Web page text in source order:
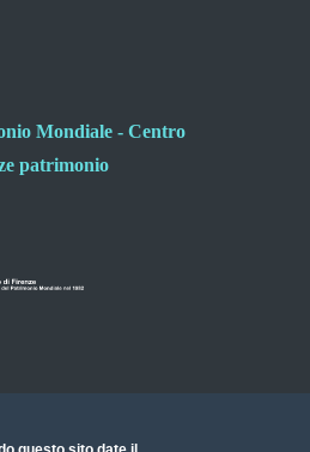
Mondiale - Centro
patrimonio